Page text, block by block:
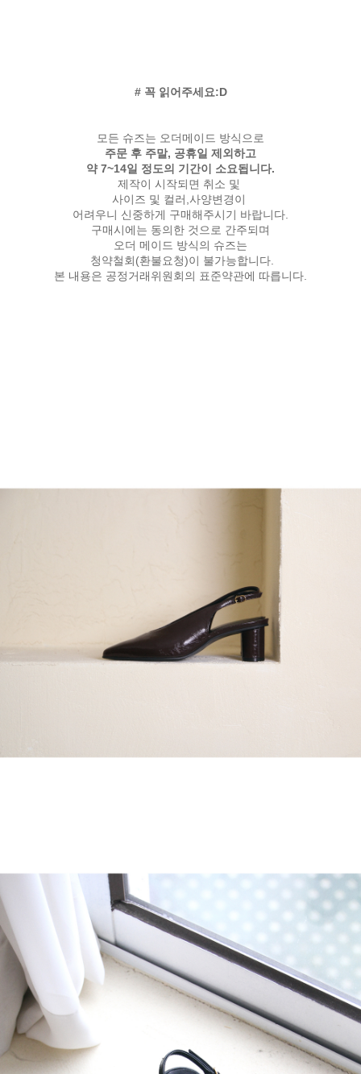
# 꼭 읽어주세요:D
모든 슈즈는 오더메이드 방식으로
주문 후 주말, 공휴일 제외하고
약 7~14일 정도의 기간이 소요됩니다.
제작이 시작되면 취소 및
사이즈 및 컬러,사양변경이
어려우니 신중하게 구매해주시기 바랍니다.
구매시에는 동의한 것으로 간주되며
오더 메이드 방식의 슈즈는
청약철회(환불요청)이 불가능합니다.
본 내용은 공정거래위원회의 표준약관에 따릅니다.